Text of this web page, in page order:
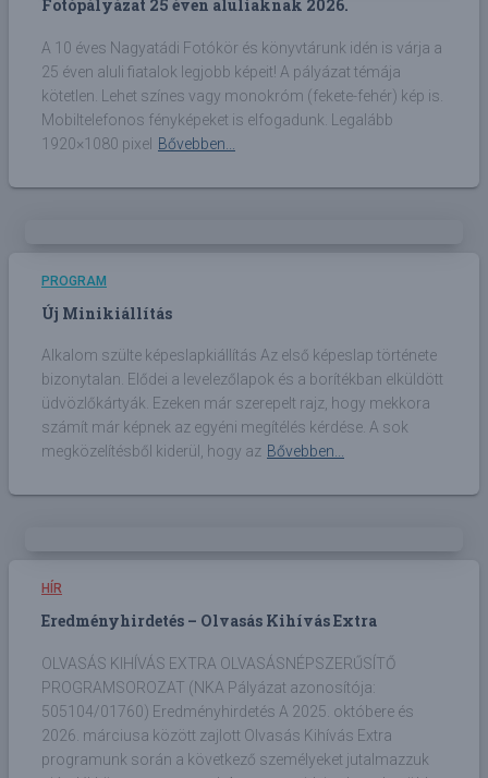
Fotópályázat 25 éven aluliaknak 2026.
A 10 éves Nagyatádi Fotókör és könyvtárunk idén is várja a
25 éven aluli fiatalok legjobb képeit! A pályázat témája
kötetlen. Lehet színes vagy monokróm (fekete-fehér) kép is.
Mobiltelefonos fényképeket is elfogadunk. Legalább
1920×1080 pixel
Bővebben...
PROGRAM
Új Minikiállítás
Alkalom szülte képeslapkiállítás Az első képeslap története
bizonytalan. Elődei a levelezőlapok és a borítékban elküldött
üdvözlőkártyák. Ezeken már szerepelt rajz, hogy mekkora
számít már képnek az egyéni megítélés kérdése. A sok
megközelítésből kiderül, hogy az Bővebben...
HÍR
Eredményhirdetés – Olvasás Kihívás Extra
OLVASÁS KIHÍVÁS EXTRA OLVASÁSNÉPSZERŰSÍTŐ
PROGRAMSOROZAT (NKA Pályázat azonosítója:
505104/01760) Eredményhirdetés A 2025. októbere és
2026. márciusa között zajlott Olvasás Kihívás Extra
programunk során a következő személyeket jutalmazzuk